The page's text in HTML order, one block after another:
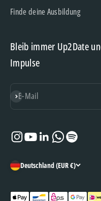
Finde deine Ausbildung
Bleib immer Up2Date
Impulse
E-Mail
Abonnieren
Deutschland (EUR €)